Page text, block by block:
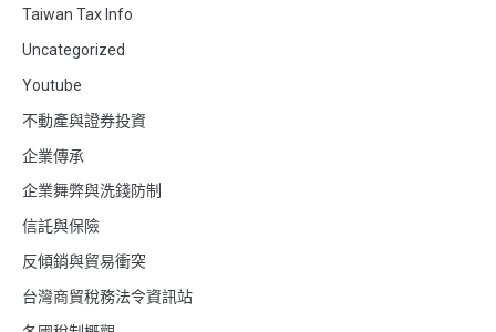
Taiwan Tax Info
Uncategorized
Youtube
不動產與證券投資
企業傳承
企業舞弊與洗錢防制
信託與保險
反傾銷與貿易衝突
台灣商貿稅務法令資訊站